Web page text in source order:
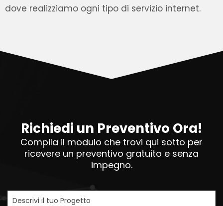
dove realizziamo ogni tipo di servizio internet.
Richiedi un Preventivo Ora!
Compila il modulo che trovi qui sotto per
ricevere un preventivo gratuito e senza
impegno.
Descrivi il tuo Progetto